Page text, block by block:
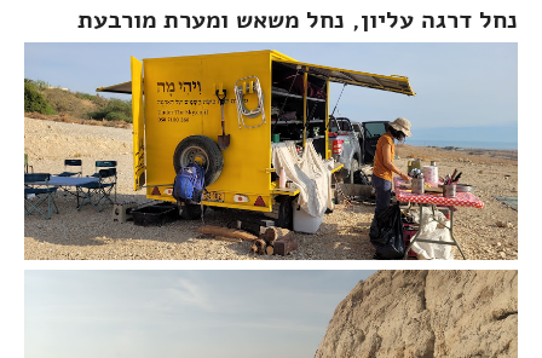
נחל דרגה עליון, נחל משאש ומערת מורבעת